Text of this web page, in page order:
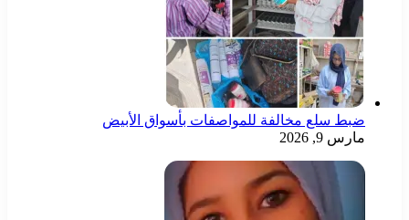
ضبط سلع مخالفة للمواصفات بأسواق الأبيض
مارس 9, 2026